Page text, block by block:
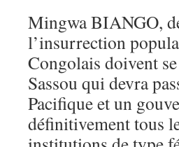
Mingwa BIANGO,
l’insurrection
Congolais doivent
Sassou qui devra
Pacifique et un
définitivement tous